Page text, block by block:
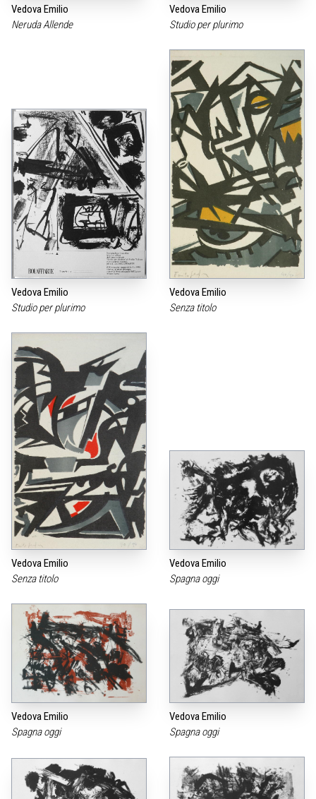
Vedova Emilio
Neruda Allende
Vedova Emilio
Studio per plurimo
Vedova Emilio
Studio per plurimo
Vedova Emilio
Senza titolo
Vedova Emilio
Senza titolo
Vedova Emilio
Spagna oggi
Vedova Emilio
Spagna oggi
Vedova Emilio
Spagna oggi